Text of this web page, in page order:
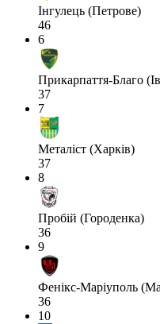
Інгулець (Петрове)
46
6
Прикарпаття-Благо
37
7
Металіст (Харків)
37
8
Пробій (Городенка)
36
9
Фенікс-Маріуполь
36
10